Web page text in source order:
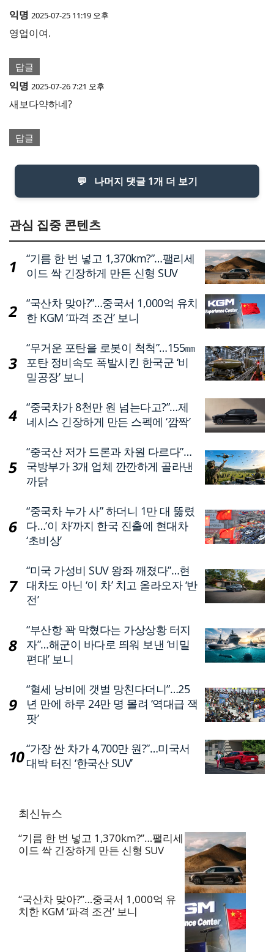
익명 2025-07-25 11:19 오후
영업이여.
답글
익명 2025-07-26 7:21 오후
새보다약하네?
답글
💬 나머지 댓글 1개 더 보기
관심 집중 콘텐츠
“기름 한 번 넣고 1,370km?”…팰리세
이드 싹 긴장하게 만든 신형 SUV
“국산차 맞아?”…중국서 1,000억 유치
한 KGM ‘파격 조건’ 보니
“무거운 포탄을 로봇이 척척”…155㎜
포탄 정비속도 폭발시킨 한국군 ‘비
밀공장’ 보니
“중국차가 8천만 원 넘는다고?”…제
네시스 긴장하게 만든 스펙에 ‘깜짝’
“중국산 저가 드론과 차원 다르다”…
국방부가 3개 업체 깐깐하게 골라낸
까닭
“중국차 누가 사” 하더니 1만 대 뚫렸
다…’이 차’까지 한국 진출에 현대차
‘초비상’
“미국 가성비 SUV 왕좌 깨졌다”…현
대차도 아닌 ‘이 차’ 치고 올라오자 ‘반
전’
“부산항 꽉 막혔다는 가상상황 터지
자”…해군이 바다로 띄워 보낸 ‘비밀
편대’ 보니
“혈세 낭비에 갯벌 망친다더니”…25
년 만에 하루 24만 명 몰려 ‘역대급 잭
팟’
“가장 싼 차가 4,700만 원?”…미국서
대박 터진 ‘한국산 SUV’
최신뉴스
“기름 한 번 넣고 1,370km?”…팰리세
이드 싹 긴장하게 만든 신형 SUV
“국산차 맞아?”…중국서 1,000억 유
치한 KGM ‘파격 조건’ 보니